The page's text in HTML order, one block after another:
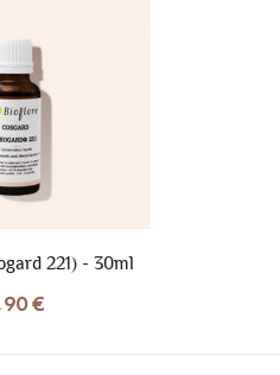
221) - 30ml
€